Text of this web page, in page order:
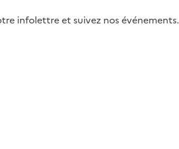
infolettre et suivez nos événements.